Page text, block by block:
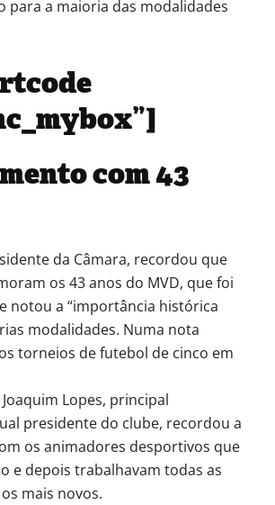
para a maioria das modalidades
com 43
da Câmara, recordou que
os 43 anos do MVD, que foi
notou a “importância histórica
modalidades. Numa nota
torneios de futebol de cinco em
Lopes, principal
presidente do clube, recordou a
os animadores desportivos que
e depois trabalhavam todas as
mais novos.